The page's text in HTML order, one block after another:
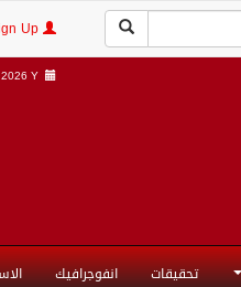
Y |
تحقيقات انفوجرافيك